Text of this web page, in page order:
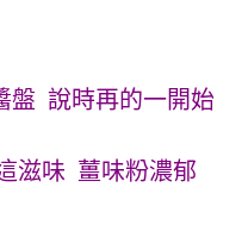
盤 說時再的一開始
滋味 薑味粉濃郁